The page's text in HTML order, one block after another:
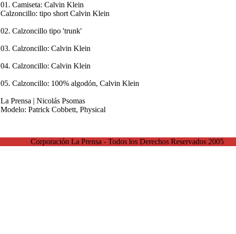
01. Camiseta: Calvin Klein
Calzoncillo: tipo short Calvin Klein
02. Calzoncillo tipo 'trunk'
03. Calzoncillo: Calvin Klein
04. Calzoncillo: Calvin Klein
05. Calzoncillo: 100% algodón, Calvin Klein
La Prensa | Nicolás Psomas
Modelo: Patrick Cobbett, Physical
Corporación La Prensa - Todos los Derechos Reservados 2005